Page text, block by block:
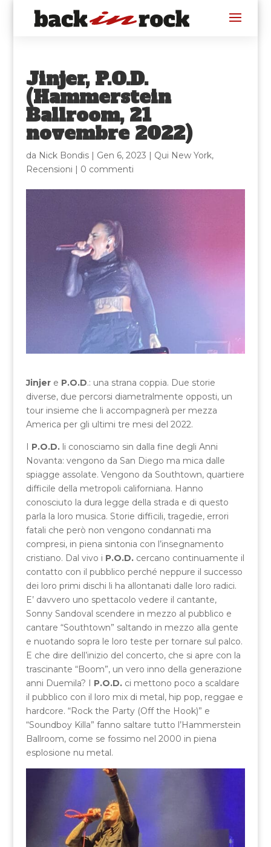
Jinjer, P.O.D.
(Hammerstein
Ballroom, 21
novembre 2022)
da Nick Bondis| Gen 6, 2023 | Qui New York,
Recensioni | 0 commenti
Jinjere P.O.D.: una strana coppia. Due storie
diverse, due percorsi diametralmente opposti, un
tour insieme che li accompagnerà per mezza
America per gli ultimi tre mesi del 2022.
I P.O.D.li conosciamo sin dalla fine degli Anni
Novanta: vengono da San Diego ma mica dalle
spiagge assolate. Vengono da Southtown, quartiere
difficile della metropoli californiana. Hanno
conosciuto la dura legge della strada e di questo
parla la loro musica. Storie difficili, tragedie, errori
fatali che però non vengono condannati ma
compresi, in piena sintonia con l’insegnamento
cristiano. Dal vivo i P.O.D.cercano continuamente il
contatto con il pubblico perché neppure il successo
dei loro primi dischi li ha allontanati dalle loro radici.
E’ davvero uno spettacolo vedere il cantante,
Sonny Sandoval scendere in mezzo al pubblico e
cantare “Southtown” saltando in mezzo alla gente
e nuotando sopra le loro teste per tornare sul palco.
E che dire dell’inizio del concerto, che si apre con la
trascinante “Boom”, un vero inno della generazione
anni Duemila? I P.O.D.ci mettono poco a scaldare
il pubblico con il loro mix di metal, hip pop, reggae e
hardcore. “Rock the Party (Off the Hook)” e
“Soundboy Killa” fanno saltare tutto l’Hammerstein
Ballroom, come se fossimo nel 2000 in piena
esplosione nu metal.